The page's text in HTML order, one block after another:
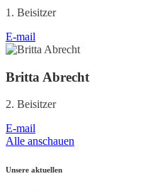
1. Beisitzer
E-mail
Britta Abrecht
2. Beisitzer
E-mail
Alle anschauen
Unsere aktuellen